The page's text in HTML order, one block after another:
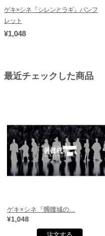
ゲキ×シネ『シレンとラギ』パンフ
レット
¥1,048
最近チェックした商品
ゲキ×シネ『髑髏城の...
¥1,048